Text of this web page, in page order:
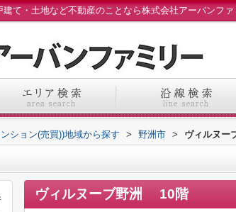
て・土地など不動産のことなら株式会社アーバンファ
ション(売買))地域から探す > 野洲市 > ヴィルヌー
ヴィルヌーブ野洲 10階